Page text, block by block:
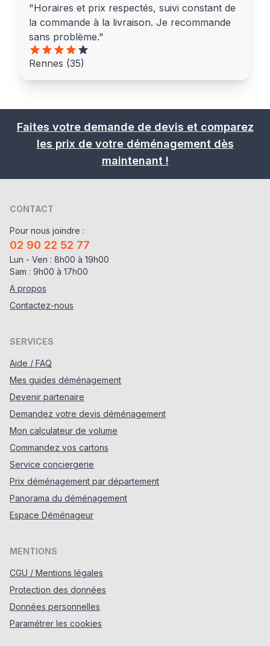
"Horaires et prix respectés, suivi constant de
la commande à la livraison. Je recommande
sans problème."
Rennes (35)
Faites votre demande de devis et comparez
les prix de votre déménagement dès
maintenant !
CONTACT
Pour nous joindre :
02 90 22 52 77
Lun - Ven : 8h00 à 19h00
Sam : 9h00 à 17h00
A propos
Contactez-nous
SERVICES
Aide / FAQ
Mes guides déménagement
Devenir partenaire
Demandez votre devis déménagement
Mon calculateur de volume
Commandez vos cartons
Service conciergerie
Prix déménagement par département
Panorama du déménagement
Espace Déménageur
MENTIONS
CGU / Mentions légales
Protection des données
Données personnelles
Paramétrer les cookies